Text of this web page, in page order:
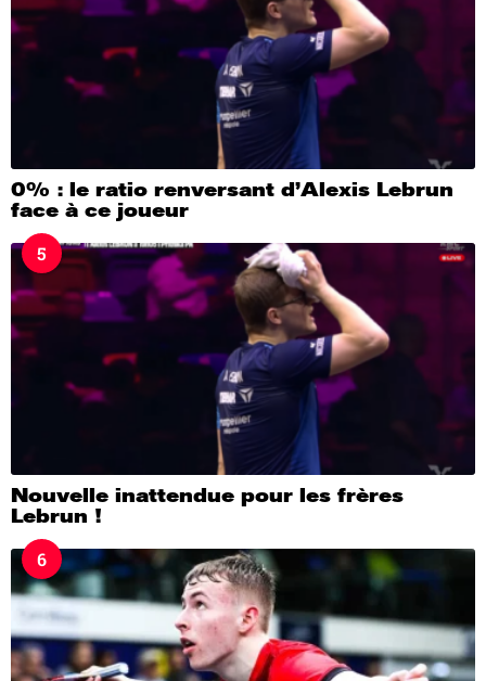
0% : le ratio renversant d’Alexis Lebrun
face à ce joueur
5
Nouvelle inattendue pour les frères
Lebrun !
6